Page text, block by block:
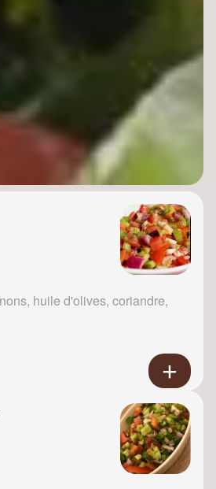
huile d'olives, coriandre,